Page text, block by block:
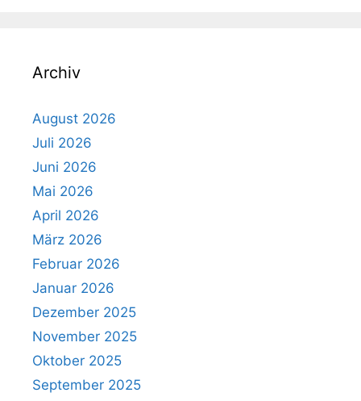
Archiv
August 2026
Juli 2026
Juni 2026
Mai 2026
April 2026
März 2026
Februar 2026
Januar 2026
Dezember 2025
November 2025
Oktober 2025
September 2025